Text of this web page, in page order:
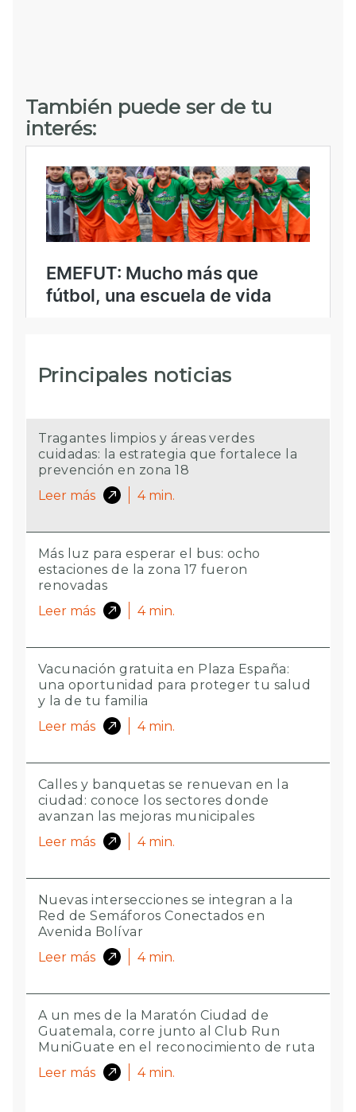
También puede ser de tu
interés:
Principales noticias
Tragantes limpios y áreas verdes
cuidadas: la estrategia que fortalece la
prevención en zona 18
Leer más
4 min.
Más luz para esperar el bus: ocho
estaciones de la zona 17 fueron
renovadas
Leer más
4 min.
Vacunación gratuita en Plaza España:
una oportunidad para proteger tu salud
y la de tu familia
Leer más
4 min.
Calles y banquetas se renuevan en la
ciudad: conoce los sectores donde
avanzan las mejoras municipales
Leer más
4 min.
Nuevas intersecciones se integran a la
Red de Semáforos Conectados en
Avenida Bolívar
Leer más
4 min.
A un mes de la Maratón Ciudad de
Guatemala, corre junto al Club Run
MuniGuate en el reconocimiento de ruta
Leer más
4 min.